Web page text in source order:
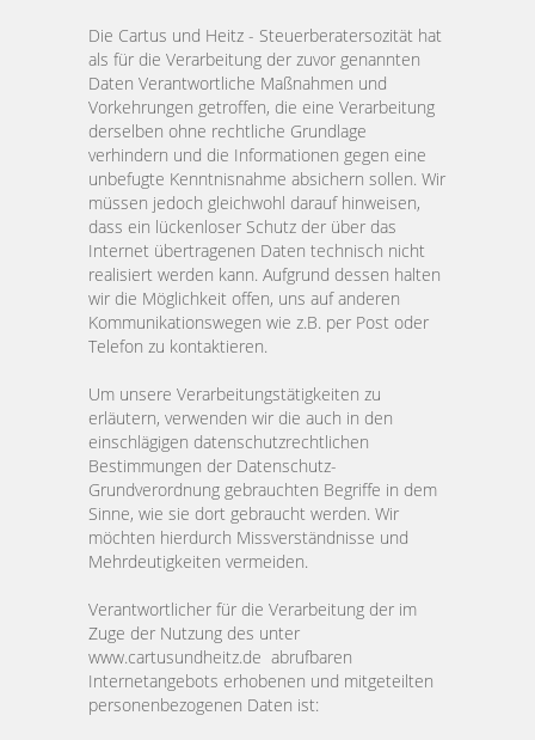
Die Cartus und Heitz - Steuerberatersozität hat
als für die Verarbeitung der zuvor genannten
Daten Verantwortliche Maßnahmen und
Vorkehrungen getroffen, die eine Verarbeitung
derselben ohne rechtliche Grundlage
verhindern und die Informationen gegen eine
unbefugte Kenntnisnahme absichern sollen. Wir
müssen jedoch gleichwohl darauf hinweisen,
dass ein lückenloser Schutz der über das
Internet übertragenen Daten technisch nicht
realisiert werden kann. Aufgrund dessen halten
wir die Möglichkeit offen, uns auf anderen
Kommunikationswegen wie z.B. per Post oder
Telefon zu kontaktieren.
Um unsere Verarbeitungstätigkeiten zu
erläutern, verwenden wir die auch in den
einschlägigen datenschutzrechtlichen
Bestimmungen der Datenschutz-
Grundverordnung gebrauchten Begriffe in dem
Sinne, wie sie dort gebraucht werden. Wir
möchten hierdurch Missverständnisse und
Mehrdeutigkeiten vermeiden.
Verantwortlicher für die Verarbeitung der im
Zuge der Nutzung des unter
www.cartusundheitz.de abrufbaren
Internetangebots erhobenen und mitgeteilten
personenbezogenen Daten ist: